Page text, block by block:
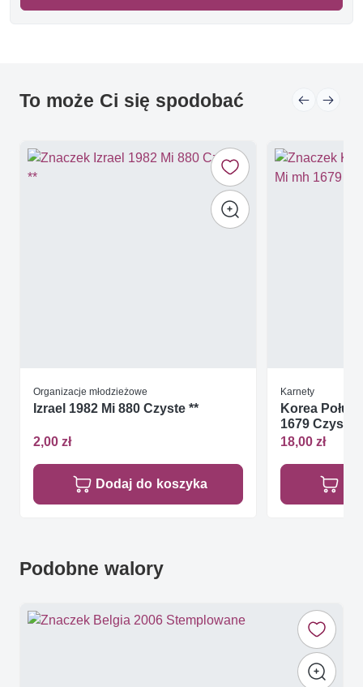
To może Ci się spodobać
Organizacje młodzieżowe
Izrael 1982 Mi 880 Czyste **
2,00 zł
Dodaj do koszyka
Karnety
Korea
1679 Czyste
18,00 zł
Podobne walory